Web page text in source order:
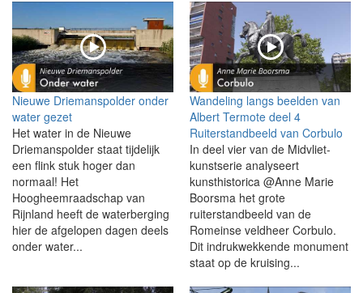
Nieuwe Driemanspolder onder
water gezet
Het water in de Nieuwe
Driemanspolder staat tijdelijk
een flink stuk hoger dan
normaal! Het
Hoogheemraadschap van
Rijnland heeft de waterberging
hier de afgelopen dagen deels
onder water...
Wandeling langs beelden van
Albert Termote deel 4
Ruiterstandbeeld van Corbulo
In deel vier van de Midvliet-
kunstserie analyseert
kunsthistorica @Anne Marie
Boorsma het grote
ruiterstandbeeld van de
Romeinse veldheer Corbulo.
Dit indrukwekkende monument
staat op de kruising...